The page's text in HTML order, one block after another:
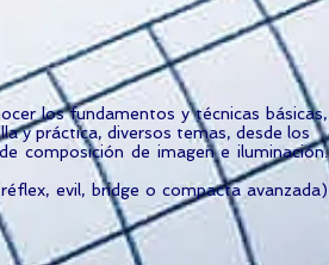
los fundamentos y técnicas básicas,
y práctica, diversos temas, desde los
composición de imagen e iluminación.
evil, bridge o compacta avanzada)